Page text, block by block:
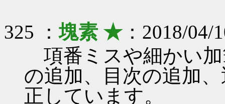
325 ：塊素 ★：2018/04/
項番ミスや細かい加
の追加、目次の追加
正しています。